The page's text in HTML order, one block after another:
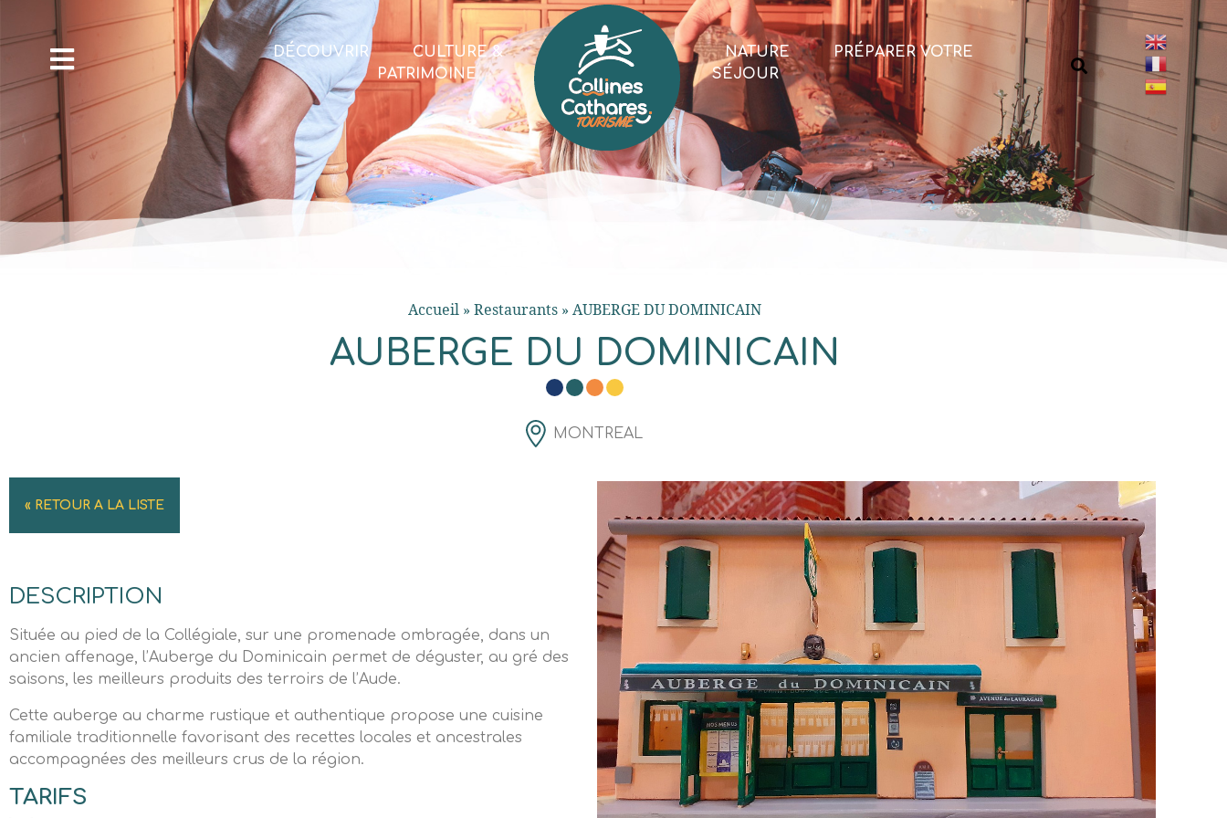
DÉCOUVRIR
CULTURE &
PATRIMOINE
NATURE
PRÉPARER VOTRE
SÉJOUR
Accueil» Restaurants» AUBERGE DU DOMINICAIN
AUBERGE DU DOMINICAIN
MONTREAL
« RETOUR A LA LISTE
DESCRIPTION
Située au pied de la Collégiale, sur une promenade ombragée, dans un
ancien affenage, l’Auberge du Dominicain permet de déguster, au gré des
saisons, les meilleurs produits des terroirs de l’Aude.
Cette auberge au charme rustique et authentique propose une cuisine
familiale traditionnelle favorisant des recettes locales et ancestrales
accompagnées des meilleurs crus de la région.
TARIFS